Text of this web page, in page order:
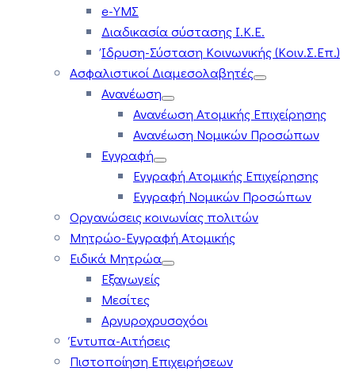
e-ΥΜΣ
Διαδικασία σύστασης Ι.Κ.Ε.
Ίδρυση-Σύσταση Κοινωνικής (Κοιν.Σ.Επ.)
Ασφαλιστικοί Διαμεσολαβητές
Ανανέωση
Ανανέωση Ατομικής Επιχείρησης
Ανανέωση Νομικών Προσώπων
Εγγραφή
Εγγραφή Ατομικής Επιχείρησης
Εγγραφή Νομικών Προσώπων
Οργανώσεις κοινωνίας πολιτών
Μητρώο-Εγγραφή Ατομικής
Ειδικά Μητρώα
Εξαγωγείς
Μεσίτες
Αργυροχρυσοχόοι
Έντυπα-Αιτήσεις
Πιστοποίηση Επιχειρήσεων